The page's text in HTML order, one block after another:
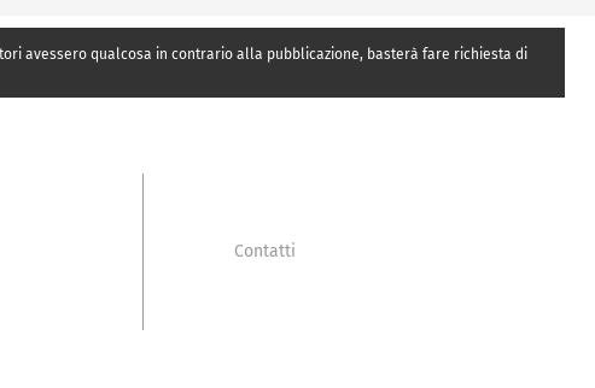
avessero qualcosa in contrario alla pubblicazione, basterà fare richiesta di
Contatti